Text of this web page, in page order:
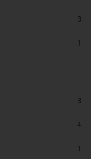
3
1
3
4
1